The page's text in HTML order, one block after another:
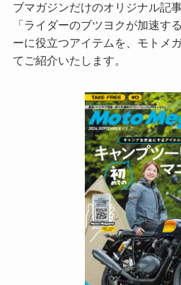
ブマガジンだけのオリジナル記
「ライダーのブツヨクが加速す
ーに役立つアイテムを、モトメ
てご紹介いたします。